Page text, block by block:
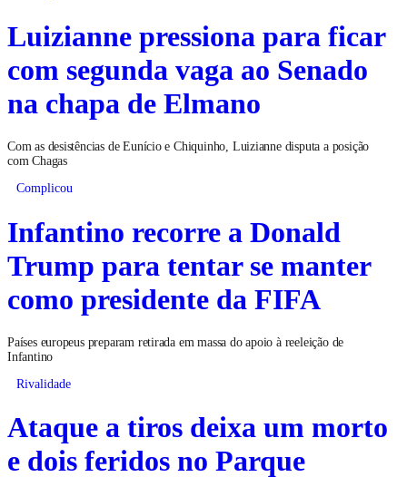
Luizianne pressiona para ficar
com segunda vaga ao Senado
na chapa de Elmano
Com as desistências de Eunício e Chiquinho, Luizianne disputa a posição
com Chagas
Complicou
Infantino recorre a Donald
Trump para tentar se manter
como presidente da FIFA
Países europeus preparam retirada em massa do apoio à reeleição de
Infantino
Rivalidade
Ataque a tiros deixa um morto
e dois feridos no Parque